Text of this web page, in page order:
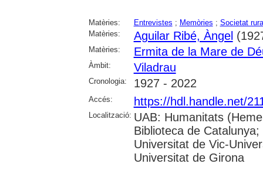
Matèries: Entrevistes ; Memòries ; Societat
Matèries:
Aguilar Ribé, Àngel
Matèries: Ermita de la Mare de
Àmbit: Viladrau
Cronologia: 1927 - 2022
Accés: https://hdl.handle.net/
Localització: UAB: Humanitats
Biblioteca de
Universitat de Vic-
Universitat de Girona